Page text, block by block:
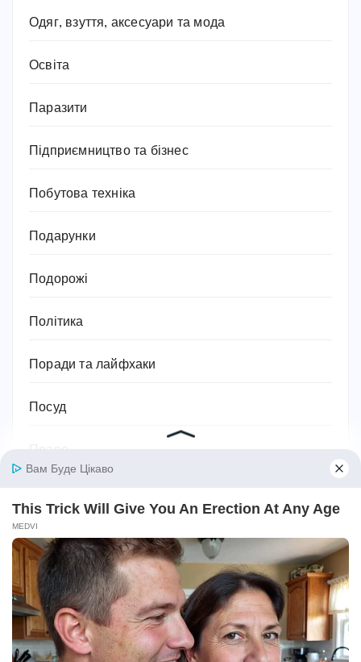
Одяг, взуття, аксесуари та мода
Освіта
Паразити
Підприємництво та бізнес
Побутова техніка
Подарунки
Подорожі
Політика
Поради та лайфхаки
Посуд
Привітання
Прикмети та сни
Програми тренування